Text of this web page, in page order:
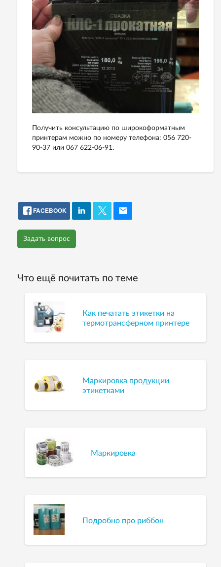
Получить консультацию по широкоформатным
принтерам можно по номеру телефона: 056 720-
90-37 или 067 622-06-91.
FACEBOOK
Задать вопрос
Что ещё почитать по теме
Как печатать этикетки на
термотрансферном принтере
Маркировка продукции
этикетками
Маркировка
Подробно про риббон